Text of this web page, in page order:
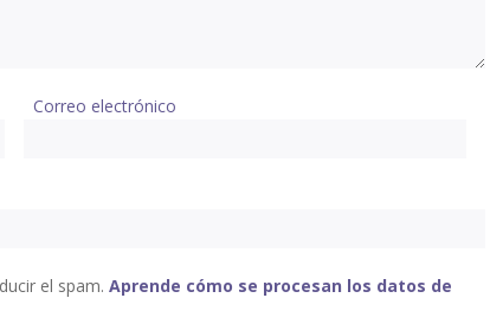
Correo electrónico
el spam. Aprende cómo se procesan los datos de